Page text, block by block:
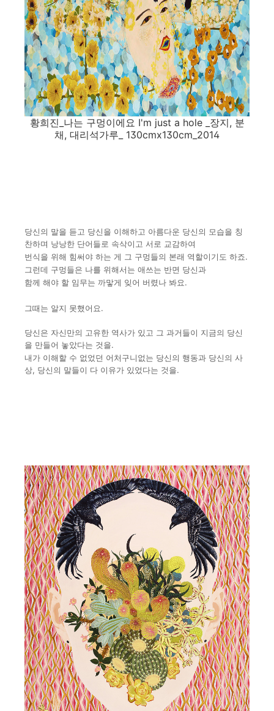
황희진_나는 구멍이에요 I'm just a hole _장지, 분
채, 대리석가루_ 130cmx130cm_2014
당신의 말을 듣고 당신을 이해하고 아름다운 당신의 모습을 칭
찬하며 낭낭한 단어들로 속삭이고 서로 교감하여
번식을 위해 힘써야 하는 게 그 구멍들의 본래 역할이기도 하죠.
그런데 구멍들은 나를 위해서는 애쓰는 반면 당신과
함께 해야 할 임무는 까맣게 잊어 버렸나 봐요.
그때는 알지 못했어요.
당신은 자신만의 고유한 역사가 있고 그 과거들이 지금의 당신
을 만들어 놓았다는 것을.
내가 이해할 수 없었던 어처구니없는 당신의 행동과 당신의 사
상, 당신의 말들이 다 이유가 있었다는 것을.